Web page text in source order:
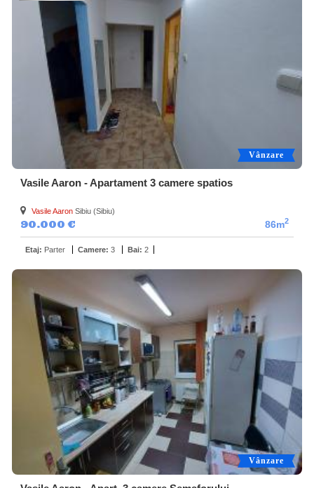
Vânzare
Vasile Aaron - Apartament 3 camere spatios
Vasile Aaron Sibiu (Sibiu)
90.000 € 86m2
Etaj: Parter Camere: 3 Bai: 2
Vânzare